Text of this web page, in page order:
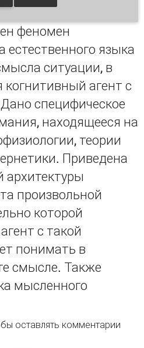
феномен
языка
ситуации, в
когнитивный агент с
специфическое
находящееся на
теории
Приведена
архитектуры
произвольной
которой
с такой
понимать в
смысле. Также
мысленного
комнаты» Дж. Сёрла с
оставлять комментарии